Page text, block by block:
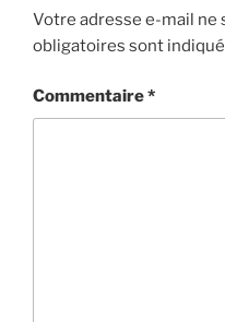
Votre adresse e-mail ne
obligatoires sont
Commentaire*